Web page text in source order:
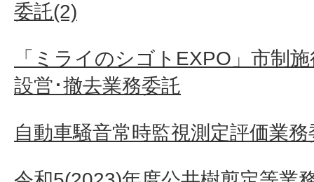
委託(2)
「ミライのシゴトEXPO」市制
設営･撤去業務委託
自動車騒音常時監視測定評価業務